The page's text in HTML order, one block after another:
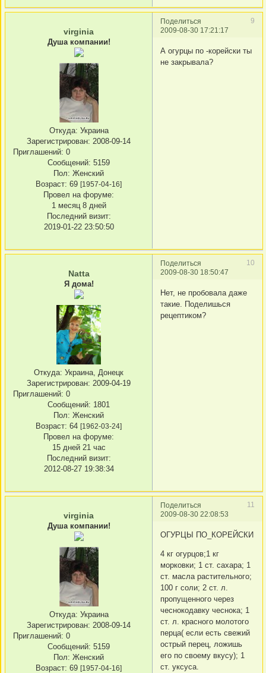
Поделиться
9
2009-08-30 17:21:17
virginia
Душа компании!
Откуда: Украина
Зарегистрирован: 2008-09-14
Приглашений: 0
Сообщений: 5159
Пол: Женский
Возраст: 69 [1957-04-16]
Провел на форуме:
1 месяц 8 дней
Последний визит:
2019-01-22 23:50:50
А огурцы по -корейски ты
не закрывала?
Поделиться
10
2009-08-30 18:50:47
Natta
Я дома!
Откуда: Украина, Донецк
Зарегистрирован: 2009-04-19
Приглашений: 0
Сообщений: 1801
Пол: Женский
Возраст: 64 [1962-03-24]
Провел на форуме:
15 дней 21 час
Последний визит:
2012-08-27 19:38:34
Нет, не пробовала даже
такие. Поделишься
рецептиком?
Поделиться
11
2009-08-30 22:08:53
virginia
Душа компании!
Откуда: Украина
Зарегистрирован: 2008-09-14
Приглашений: 0
Сообщений: 5159
Пол: Женский
Возраст: 69 [1957-04-16]
ОГУРЦЫ ПО_КОРЕЙСКИ
4 кг огурцов;1 кг
морковки; 1 ст. сахара; 1
ст. масла растительного;
100 г соли; 2 ст. л.
пропущенного через
чеснокодавку чеснока; 1
ст. л. красного молотого
перца( если есть свежий
острый перец, ложишь
его по своему вкусу); 1
ст. уксуса.